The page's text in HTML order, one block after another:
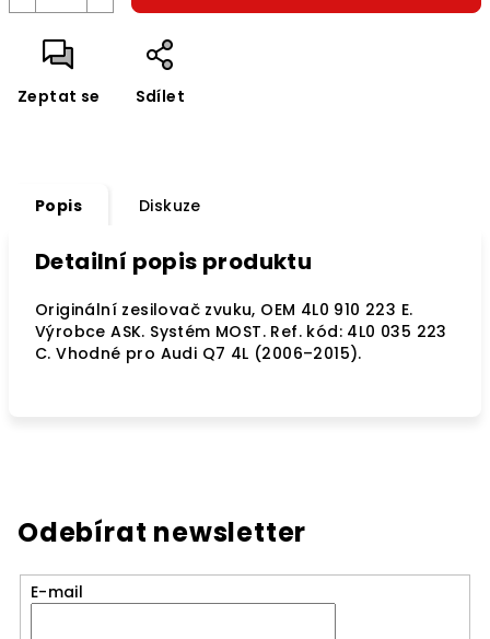
Zeptat se Sdílet
Popis Diskuze
Detailní popis produktu
Originální zesilovač zvuku, OEM 4L0 910 223 E.
Výrobce ASK. Systém MOST. Ref. kód: 4L0 035 223
C. Vhodné pro Audi Q7 4L (2006–2015).
Odebírat newsletter
E-mail